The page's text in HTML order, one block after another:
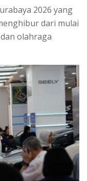
2026 yang
dari mulai
olahraga